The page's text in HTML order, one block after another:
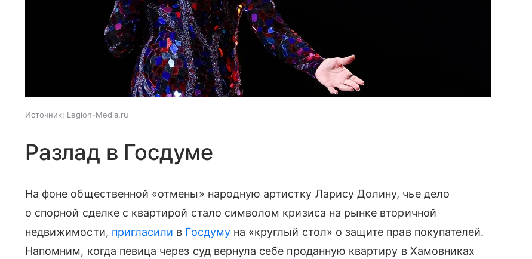
Источник: Legion-Media.ru
Разлад в Госдуме
На фоне общественной «отмены» народную артистку Ларису Долину, чье дело
о спорной сделке с квартирой стало символом кризиса на рынке вторичной
недвижимости, пригласили в Госдумуна «круглый стол» о защите прав покупателей.
Напомним, когда певица через суд вернула себе проданную квартиру в Хамовниках